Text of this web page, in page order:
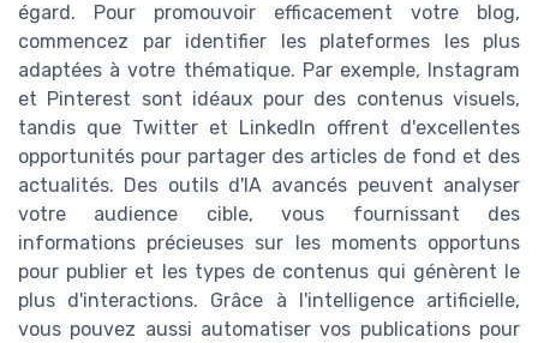
égard. Pour promouvoir efficacement votre blog,
commencez par identifier les plateformes les plus
adaptées à votre thématique. Par exemple, Instagram
et Pinterest sont idéaux pour des contenus visuels,
tandis que Twitter et LinkedIn offrent d'excellentes
opportunités pour partager des articles de fond et des
actualités. Des outils d'IA avancés peuvent analyser
votre audience cible, vous fournissant des
informations précieuses sur les moments opportuns
pour publier et les types de contenus qui génèrent le
plus d'interactions. Grâce à l'intelligence artificielle,
vous pouvez aussi automatiser vos publications pour